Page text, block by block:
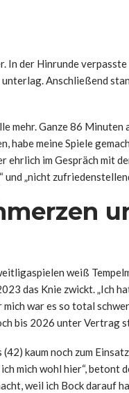
In der Hinrunde
Anschließend
mehr. Ganze 86
habe meine Spiele
ehrlich im Gespräch mit
„nicht
weiß
das Knie zwickt. „Ich
war es so total
bis 2026 unter Vertrag
kaum noch zum
mich wohl hier“,
weil ich Bock darauf